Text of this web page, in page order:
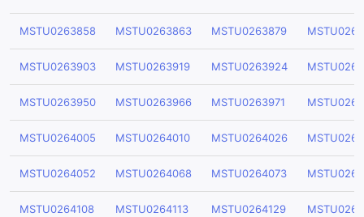
MSTU0263858 MSTU0263863 MSTU0263879
MSTU0263903 MSTU0263919 MSTU0263924
MSTU0263950 MSTU0263966 MSTU0263971
MSTU0264005 MSTU0264010 MSTU0264026
MSTU0264052 MSTU0264068 MSTU0264073
MSTU0264108 MSTU0264113 MSTU0264129